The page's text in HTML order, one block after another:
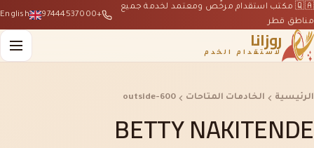
🇶🇦 مكتب استقدام مرخّص ومعتمد لخدمة جميع
مناطق قطر
+97444537000
English
روزانا
لاستقدام الخدم
الرئيسية الخادمات المتاحات outside-600
BETTY NAKITENDE